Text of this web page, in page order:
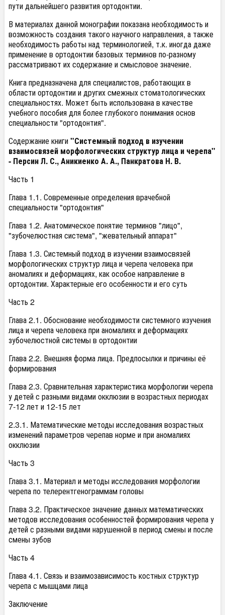
пути дальнейшего развития ортодонтии.
В материалах данной монографии показана необходимость и
возможность создания такого научного направления, а также
необходимость работы над терминологией, т.к. иногда даже
применение в ортодонтии базовых терминов по-разному
рассматривают их содержание и смысловое значение.
Книга предназначена для специалистов, работающих в
области ортодонтии и других смежных стоматологических
специальностях. Может быть использована в качестве
учебного пособия для более глубокого понимания основ
специальности "ортодонтия".
Содержание книги"Системный подход в изучении
взаимосвязей морфологических структур лица и черепа"
- Персин Л. С., Аникиенко А. А., Панкратова Н. В.
Часть 1
Глава 1.1. Современные определения врачебной
специальности "ортодонтия"
Глава 1.2. Анатомическое понятие терминов "лицо",
"зубочелюстная система", "жевательный аппарат"
Глава 1.3. Системный подход в изучении взаимосвязей
морфологических структур лица и черепа человека при
аномалиях и деформациях, как особое направление в
ортодонтии. Характерные его особенности и его суть
Часть 2
Глава 2.1. Обоснование необходимости системного изучения
лица и черепа человека при аномалиях и деформациях
зубочелюстной системы в ортодонтии
Глава 2.2. Внешняя форма лица. Предпосылки и причины её
формирования
Глава 2.3. Сравнительная характеристика морфологии черепа
у детей с разными видами окклюзии в возрастных периодах
7-12 лет и 12-15 лет
2.3.1. Математические методы исследования возрастных
изменений параметров черепав норме и при аномалиях
окклюзии
Часть 3
Глава 3.1. Материал и методы исследования морфологии
черепа по телерентгенограммам головы
Глава 3.2. Практическое значение данных математических
методов исследования особенностей формирования черепа у
детей с разными видами нарушенной в период смены и после
смены зубов
Часть 4
Глава 4.1. Связь и взаимозависимость костных структур
черепа с мышцами лица
Заключение